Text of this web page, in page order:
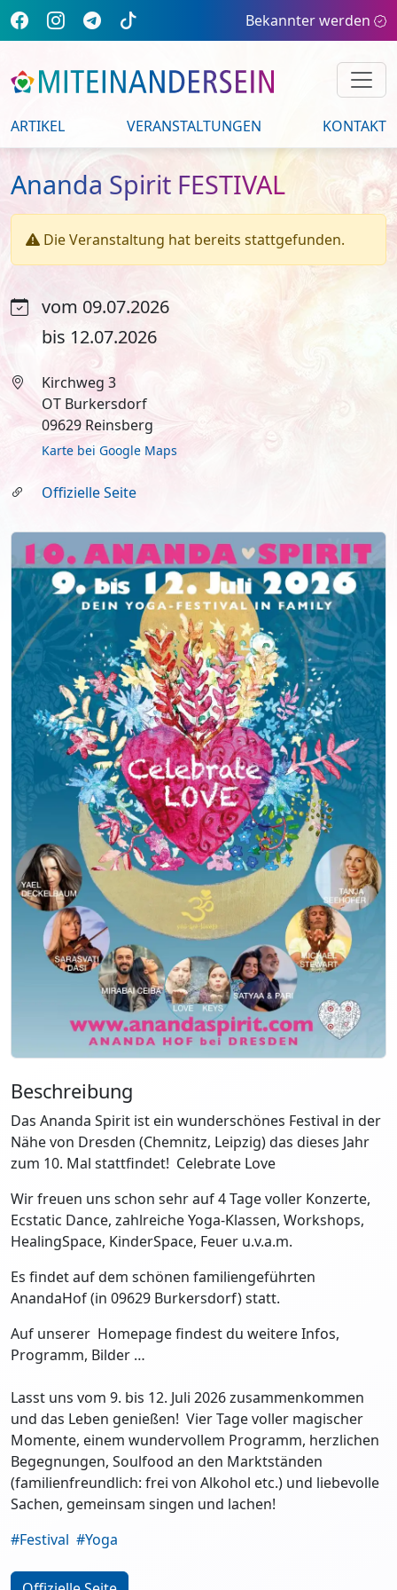
Bekannter werden
ARTIKEL VERANSTALTUNGEN KONTAKT
Ananda Spirit FESTIVAL
Die Veranstaltung hat bereits stattgefunden.
vom 09.07.2026
bis 12.07.2026
Kirchweg 3
OT Burkersdorf
09629 Reinsberg
Karte bei Google Maps
Offizielle Seite
Beschreibung
Das Ananda Spirit ist ein wunderschönes Festival in der
Nähe von Dresden (Chemnitz, Leipzig) das dieses Jahr
zum 10. Mal stattfindet! Celebrate Love
Wir freuen uns schon sehr auf 4 Tage voller Konzerte,
Ecstatic Dance, zahlreiche Yoga-Klassen, Workshops,
HealingSpace, KinderSpace, Feuer u.v.a.m.
Es findet auf dem schönen familiengeführten
AnandaHof (in 09629 Burkersdorf) statt.
Auf unserer Homepage findest du weitere Infos,
Programm, Bilder …
Lasst uns vom 9. bis 12. Juli 2026 zusammenkommen
und das Leben genießen! Vier Tage voller magischer
Momente, einem wundervollem Programm, herzlichen
Begegnungen, Soulfood an den Marktständen
(familienfreundlich: frei von Alkohol etc.) und liebevolle
Sachen, gemeinsam singen und lachen!
#Festival #Yoga